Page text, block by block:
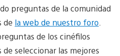
preguntas de la comunidad
de la web de nuestro foro
de los cinéfilos
seleccionar las mejores